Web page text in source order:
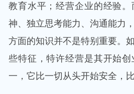
教育水平；经营企业的经验
神、独立思考能力、沟通能力
方面的知识并不是特别重要。
些特征，特许经营是其开始
一，它比一切从头开始安全，